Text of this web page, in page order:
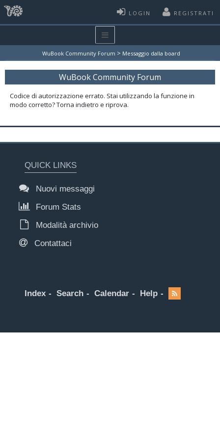
LOGIN REGISTRATI
WuBook Community Forum > Messaggio dalla board
WuBook Community Forum
Codice di autorizzazione errato. Stai utilizzando la funzione in
modo corretto? Torna indietro e riprova.
QUICK LINKS
Nuovi messaggi
Forum Stats
Modalità archivio
Contattaci
Index Search Calendar Help